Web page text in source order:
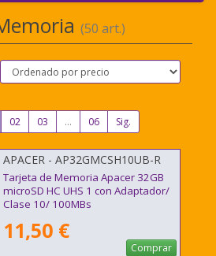
(50 art.)
02 03 ... 06 Sig.
APACER - AP32GMCSH10UB-R
Tarjeta de Memoria Apacer 32GB
microSD HC UHS 1 con Adaptador/
Clase 10/ 100MBs
11,50 €
Comprar